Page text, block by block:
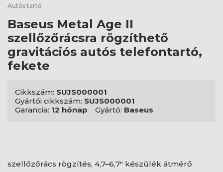
Autós tartó
Baseus Metal Age II
szellőzőrácsra rögzíthető
gravitációs autós telefontartó,
fekete
Cikkszám: SUJS000001
Gyártói cikkszám: SUJS000001
Garancia: 12 hónap Gyártó: Baseus
szellőzőrács rögzítés, 4,7–6,7" készülék átmérő